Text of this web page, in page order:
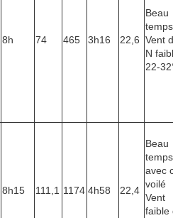
8h 74 465 3h16 22,6
Beau
temps
Vent
N
22-
8h15 111,1 1174 4h58 22,4
Beau
temps
avec
voilé
Vent
faible